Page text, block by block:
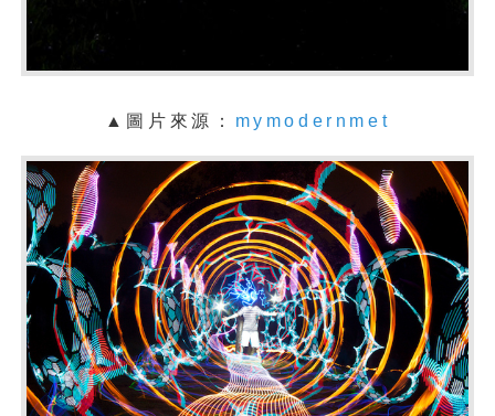
▲圖片來源： mymodernmet